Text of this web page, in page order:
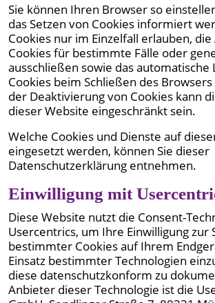
Sie können Ihren Browser so
das Setzen von Cookies informiert
Cookies nur im Einzelfall erlauben,
Cookies für bestimmte Fälle oder
ausschließen sowie das automatische
Cookies beim Schließen des
der Deaktivierung von Cookies kann
dieser Website eingeschränkt sein.
Welche Cookies und Dienste auf
eingesetzt werden, können Sie dieser
Datenschutzerklärung entnehmen.
Einwilligung mit
Diese Website nutzt die Consent-
Usercentrics, um Ihre Einwilligung zur
bestimmter Cookies auf Ihrem
Einsatz bestimmter Technologien
diese datenschutzkonform zu
Anbieter dieser Technologie ist die